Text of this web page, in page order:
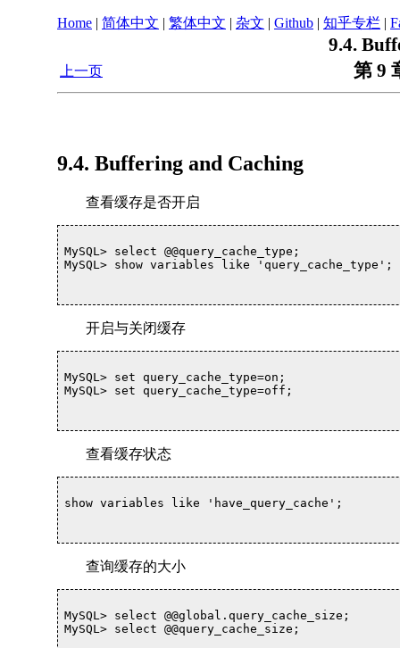
Home | 简体中文 | 繁体中文 | 杂文 | Github | 知乎专栏 |
9.4.
上一页 第 9
9.4. Buffering and Caching
查看缓存是否开启
MySQL> select @@query_cache_type;
MySQL> show variables like 'query_cache_type';
开启与关闭缓存
MySQL> set query_cache_type=on;
MySQL> set query_cache_type=off;
查看缓存状态
show variables like 'have_query_cache';
查询缓存的大小
MySQL> select @@global.query_cache_size;
MySQL> select @@query_cache_size;